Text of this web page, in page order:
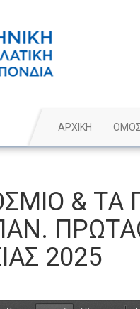
ΑΡΧΙΚΗ
&
2025